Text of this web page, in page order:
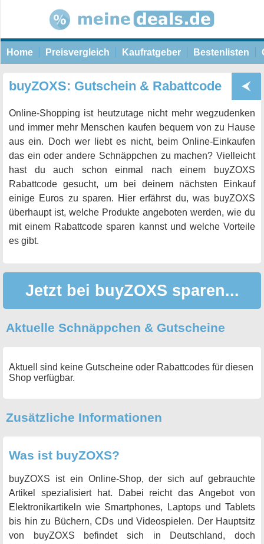
Home Preisvergleich Kaufratgeber Bestenlisten
buyZOXS: Gutschein & Rabattcode
Online-Shopping ist heutzutage nicht mehr wegzudenken
und immer mehr Menschen kaufen bequem von zu Hause
aus ein. Doch wer liebt es nicht, beim Online-Einkaufen
das ein oder andere Schnäppchen zu machen? Vielleicht
hast du auch schon einmal nach einem buyZOXS
Rabattcode gesucht, um bei deinem nächsten Einkauf
einige Euros zu sparen. Hier erfährst du, was buyZOXS
überhaupt ist, welche Produkte angeboten werden, wie du
mit einem Rabattcode sparen kannst und welche Vorteile
es gibt.
Jetzt bei buyZOXS sparen...
Aktuelle Schnäppchen & Gutscheine
Aktuell sind keine Gutscheine oder Rabattcodes für diesen
Shop verfügbar.
Zusätzliche Informationen
Was ist buyZOXS?
buyZOXS ist ein Online-Shop, der sich auf gebrauchte
Artikel spezialisiert hat. Dabei reicht das Angebot von
Elektronikartikeln wie Smartphones, Laptops und Tablets
bis hin zu Büchern, CDs und Videospielen. Der Hauptsitz
von buyZOXS befindet sich in Deutschland, doch